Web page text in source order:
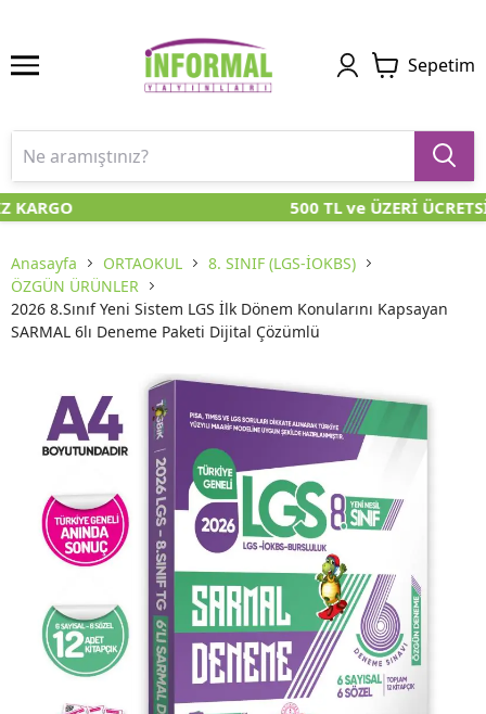
Sepetim
500 TL ve ÜZERİ
Anasayfa ORTAOKUL
8. SINIF (LGS-İOKBS)
ÖZGÜN ÜRÜNLER
2026 8.Sınıf Yeni Sistem LGS İlk Dönem Konularını Kapsayan
SARMAL 6lı Deneme Paketi Dijital Çözümlü